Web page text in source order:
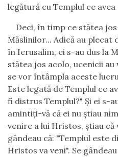
legătură cu Templul ce
Deci, în timp ce stătea
Măslinilor... Adică au plecat
în Ierusalim, ei s-au dus la
stătea jos acolo, ucenicii au
se vor întâmpla aceste
Este legată de Templul ce
fi distrus Templul?" Şi ei s-
amintiţi-vă că ei nu ştiau
venire a lui Hristos, ştiau că
gândeau că: "Templul este
Hristos va veni". Se